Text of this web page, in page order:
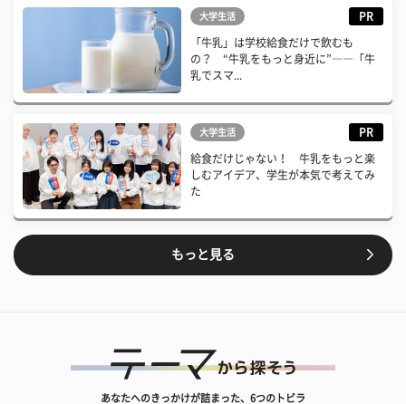
大学生活 PR
「牛乳」は学校給食だけで飲むも
の？ “牛乳をもっと身近に”――「牛
乳でスマ...
大学生活 PR
給食だけじゃない！ 牛乳をもっと楽
しむアイデア、学生が本気で考えてみ
た
もっと見る
あなたへのきっかけが詰まった、6つのトビラ